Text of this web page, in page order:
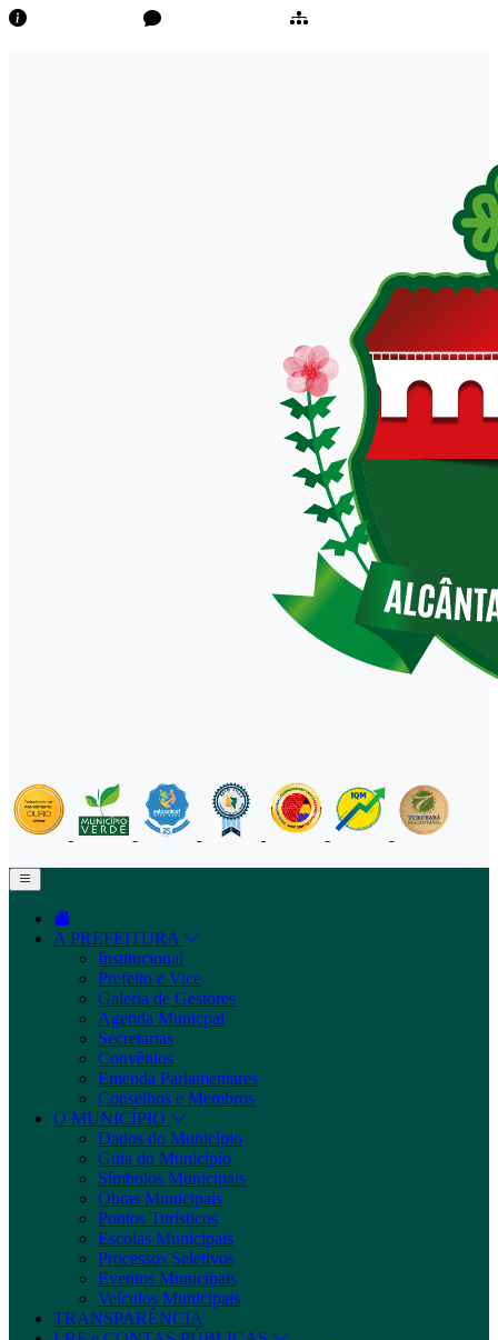
A PREFEITURA
Institucional
Prefeito e Vice
Galeria de Gestores
Agenda Municpal
Secretarias
Convênios
Emenda Parlamentares
Conselhos e Membros
O MUNICÍPIO
Dados do Município
Guia do Município
Símbolos Municipais
Obras Municipais
Pontos Turísticos
Escolas Municipais
Processos Seletivos
Eventos Municipais
Veículos Municipais
TRANSPARÊNCIA